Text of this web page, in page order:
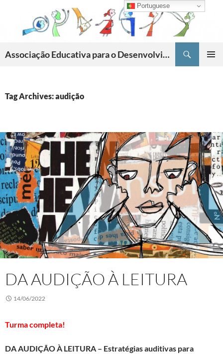
content
Associação Educativa para o Desenvolvimento da Criatividade
Tag Archives: audição
DA AUDIÇÃO À LEITURA
14/06/2022
Turma completa!
DA AUDIÇÃO À LEITURA – Estratégias auditivas para
Portuguese